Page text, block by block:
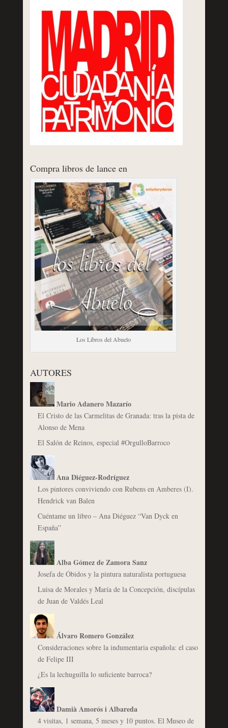
Compra libros de lance en
Los Libros del Abuelo
AUTORES
Mario Adanero Mazarío
El Cristo de las Carmelitas de Granada: tras la pista de
Alonso de Mena
El Salón de Reinos, especial #OrgulloBarroco
Ana Diéguez-Rodríguez
Los pintores conviviendo con Rubens en Amberes (I).
Hendrick van Balen
Cuéntame un libro – Ana Diéguez “Van Dyck en
España”
Alba Gómez de Zamora Sanz
Josefa de Óbidos y la pintura naturalista portuguesa
Luisa de Morales y María de la Concepción, discípulas
de Juan de Valdés Leal
Álvaro Romero González
Consideraciones sobre la indumentaria española: el caso
de Felipe III
¿Es la lechuguilla lo suficiente barroca?
Damià Amorós i Albareda
4 visitas, 1 semana, 5 meses y 10 puntos. El Museo de